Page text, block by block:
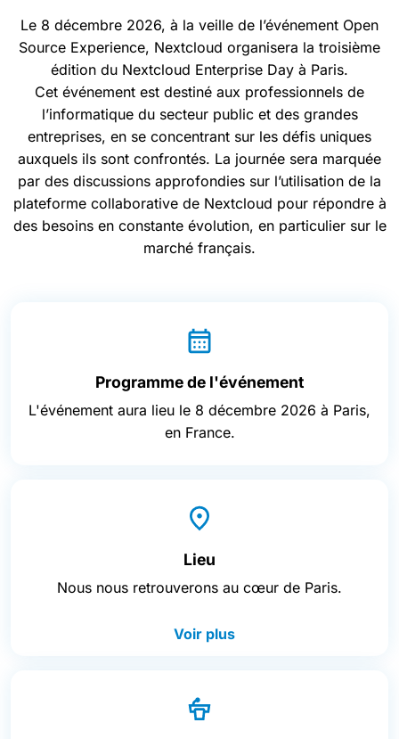
Le 8 décembre 2026, à la veille de l’événement Open
Source Experience, Nextcloud organisera la troisième
édition du Nextcloud Enterprise Day à Paris.
Cet événement est destiné aux professionnels de
l’informatique du secteur public et des grandes
entreprises, en se concentrant sur les défis uniques
auxquels ils sont confrontés. La journée sera marquée
par des discussions approfondies sur l’utilisation de la
plateforme collaborative de Nextcloud pour répondre à
des besoins en constante évolution, en particulier sur le
marché français.
Programme de l'événement
L'événement aura lieu le 8 décembre 2026 à Paris,
en France.
Lieu
Nous nous retrouverons au cœur de Paris.
Voir plus